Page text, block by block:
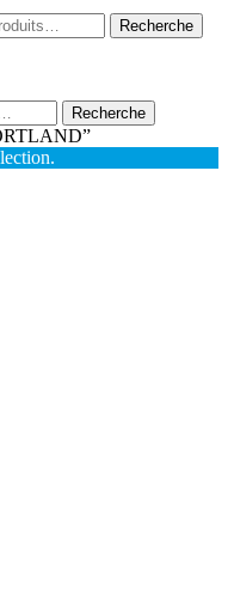
Recherche
Recherche